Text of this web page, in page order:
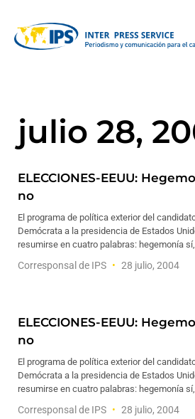
julio 28,
ELECCIONES-EEUU:
no
El programa de política exterior del
Demócrata a la presidencia de Estados
resumirse en cuatro palabras: hegemonía
Corresponsal de IPS 28 julio, 2004
ELECCIONES-EEUU:
no
El programa de política exterior del
Demócrata a la presidencia de Estados
resumirse en cuatro palabras: hegemonía
Corresponsal de IPS 28 julio, 2004